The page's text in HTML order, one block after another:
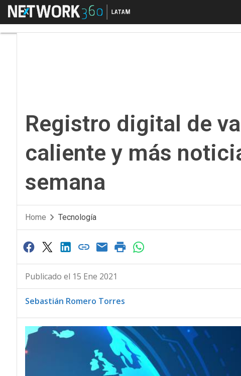
Menú Registro digital de
Registro digital de
caliente y más
semana
Home Tecnología
Publicado el 15 Ene 2021
Sebastián Romero Torres